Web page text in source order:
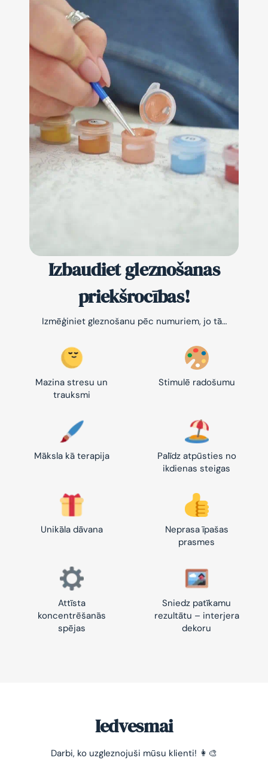
Izbaudiet gleznošanas
priekšrocības!
Izmēģiniet gleznošanu pēc numuriem, jo tā…
Mazina stresu un
trauksmi
Stimulē radošumu
Māksla kā terapija
Palīdz atpūsties no
ikdienas steigas
Unikāla dāvana
Neprasa īpašas
prasmes
Attīsta
koncentrēšanās
spējas
Sniedz patīkamu
rezultātu – interjera
dekoru
Iedvesmai
Darbi, ko uzgleznojuši mūsu klienti! 👩‍🎨
-10% pirmajam pasūtījumam
Vienkāršs veids, kā atslābināties un nomierināt